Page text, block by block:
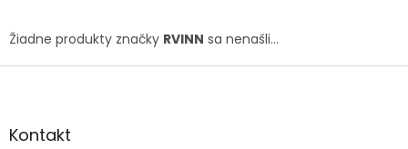
Žiadne produkty značky RVINN sa nenašli...
Z
äKontakt